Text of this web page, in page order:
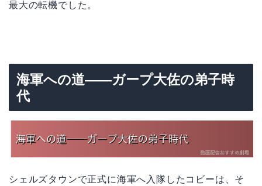
最大の転機でした。
海軍への道——ガープ大佐の弟子時
代
シェルズタウンで正式に海軍へ入隊したコビーは、そ